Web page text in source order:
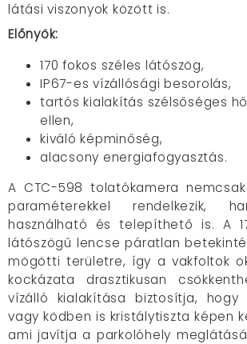
látási viszonyok között is.
Előnyök:
170 fokos széles látószög,
IP67-es vízállósági besorolás,
tartós kialakítás szélsőséges
ellen,
kiváló képminőség,
alacsony energiafogyasztás.
A CTC-598 tolatókamera
paraméterekkel rendelkezik,
használható és telepíthető is. A
látószögű lencse páratlan
mögötti területre, így a vakfoltok
kockázata drasztikusan
vízálló kialakítása biztosítja, hogy
vagy ködben is kristálytiszta képen
ami javítja a parkolóhely